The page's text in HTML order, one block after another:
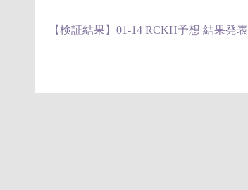
【検証結果】01-14 RCKH予想 結果発表